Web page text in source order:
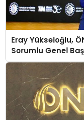
Eray Yükseloğlu,
Sorumlu Genel